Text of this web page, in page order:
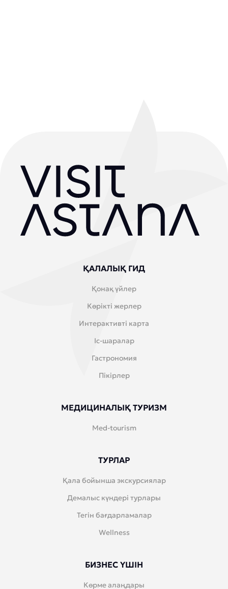
ҚАЛАЛЫҚ ГИД
Қонақ үйлер
Көрікті жерлер
Интерактивті карта
Іс-шаралар
Гастрономия
Пікірлер
МЕДИЦИНАЛЫҚ ТУРИЗМ
Med-tourism
ТУРЛАР
Қала бойынша экскурсиялар
Демалыс күндері турлары
Тегін бағдарламалар
Wellness
БИЗНЕС ҮШІН
Көрме алаңдары